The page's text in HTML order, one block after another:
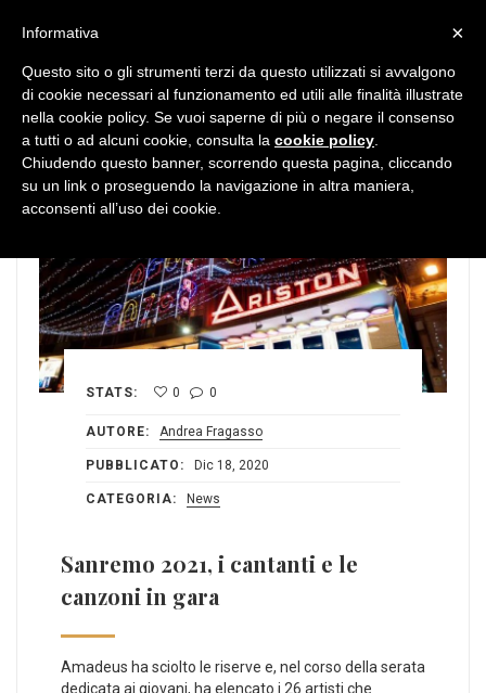
STATS: 0 0
AUTORE: Andrea Fragasso
PUBBLICATO: Dic 18, 2020
CATEGORIA: News
Sanremo 2021, i cantanti e le
canzoni in gara
Amadeus ha sciolto le riserve e, nel corso della serata
dedicata ai giovani, ha elencato i 26 artisti che
×
Informativa
Questo sito o gli strumenti terzi da questo utilizzati si avvalgono
di cookie necessari al funzionamento ed utili alle finalità illustrate
nella cookie policy. Se vuoi saperne di più o negare il consenso
a tutti o ad alcuni cookie, consulta la cookie policy
Chiudendo questo banner, scorrendo questa pagina, cliccando
su un link o proseguendo la navigazione in altra maniera,
acconsenti all’uso dei cookie.